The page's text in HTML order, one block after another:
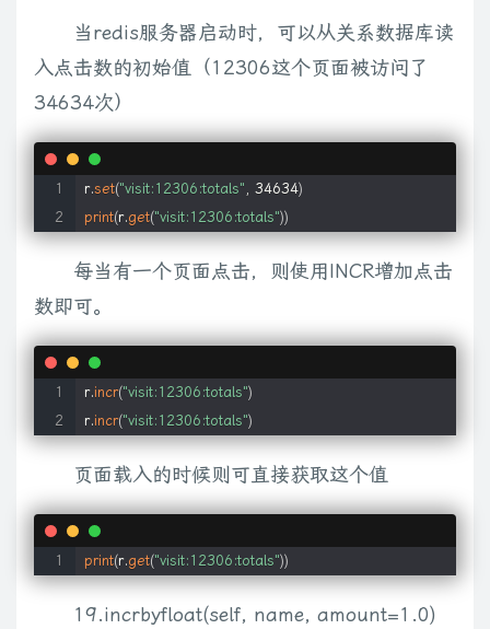
当redis服务器启动时，可以从关系数据库读
入点击数的初始值（12306这个页面被访问了
34634次）
r.set("visit:12306:totals" , 34634)
print(r.get("visit:12306:totals"))
每当有一个页面点击，则使用INCR增加点击
数即可。
r.incr("visit:12306:totals")
r.incr("visit:12306:totals")
页面载入的时候则可直接获取这个值
print(r.get("visit:12306:totals"))
19.incrbyfloat(self, name, amount=1.0)